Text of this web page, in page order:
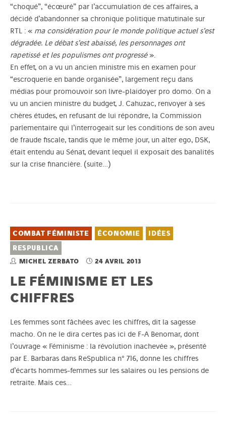
“choqué”, “écœuré” par l’accumulation de ces affaires, a
décidé d’abandonner sa chronique politique matutinale sur
RTL : « ma considération pour le monde politique actuel s’est
dégradée. Le débat s’est abaissé, les personnages ont
rapetissé et les populismes ont progressé».
En effet, on a vu un ancien ministre mis en examen pour
“escroquerie en bande organisée”, largement reçu dans
médias pour promouvoir son livre-plaidoyer pro domo. On a
vu un ancien ministre du budget, J. Cahuzac, renvoyer à ses
chères études, en refusant de lui répondre, la Commission
parlementaire qui l’interrogeait sur les conditions de son aveu
de fraude fiscale, tandis que le même jour, un alter ego, DSK,
était entendu au Sénat, devant lequel il exposait des banalités
sur la crise financière. (suite…)
COMBAT FÉMINISTE ÉCONOMIE
IDÉES
RESPUBLICA
MICHEL ZERBATO 24 AVRIL 2013
LE FÉMINISME ET LES
CHIFFRES
Les femmes sont fâchées avec les chiffres, dit la sagesse
macho. On ne le dira certes pas ici de F-A Benomar, dont
l’ouvrage « Féminisme : la révolution inachevée », présenté
par E. Barbaras dans ReSpublica n° 716, donne les chiffres
d’écarts hommes-femmes sur les salaires ou les pensions de
retraite. Mais ces…